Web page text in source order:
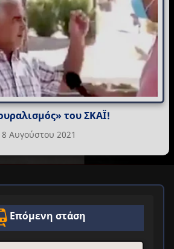
του ΣΚΑΪ!
8 Αυγούστου 2021
Επόμενη στάση